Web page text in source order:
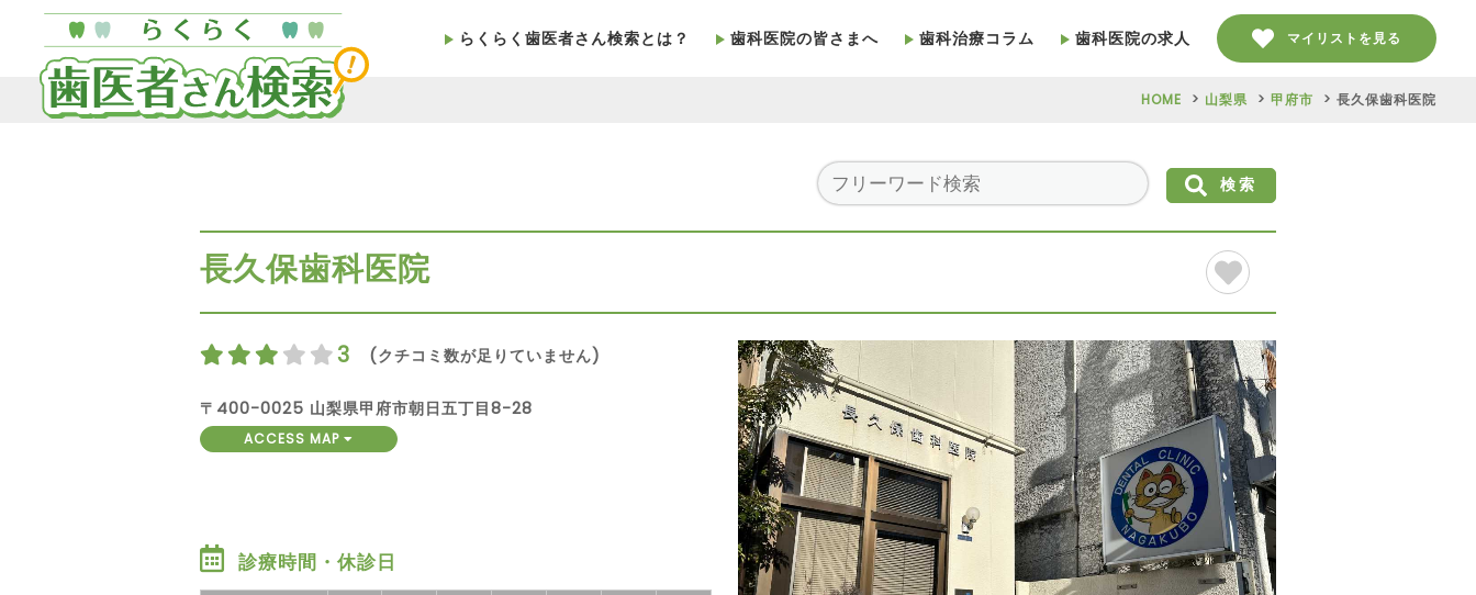
らくらく歯医者さん検索とは？ 歯科医院の皆さまへ 歯科治療コラム 歯科医院の求人 マイリストを見る
HOME 山梨県 甲府市 長久保歯科医院
検索
長久保歯科医院
3 (クチコミ数が足りていません)
〒400-0025 山梨県甲府市朝日五丁目8-28
ACCESS MAP
診療時間・休診日